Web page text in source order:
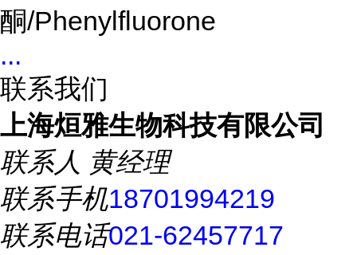
酮/Phenylfluorone
...
联系我们
上海烜雅生物科技有限公司
联系人 黄经理
联系手机18701994219
联系电话021-62457717